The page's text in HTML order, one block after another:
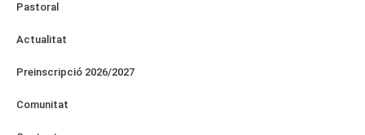
Pastoral
Actualitat
Preinscripció 2026/2027
Comunitat